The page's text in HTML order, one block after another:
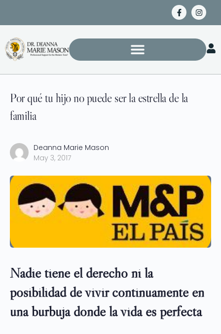
Por qué tu hijo no puede ser la estrella de la
familia
Deanna Marie Mason
May 3, 2017
Nadie tiene el derecho ni la
posibilidad de vivir continuamente en
una burbuja donde la vida es perfecta